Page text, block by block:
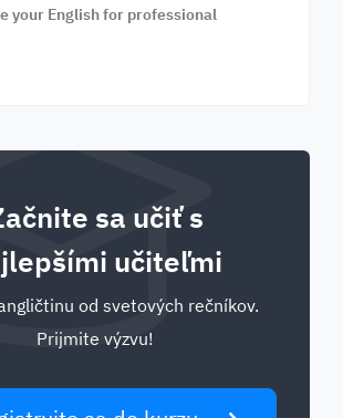
your English for professional
sa učiť s
učiteľmi
od svetových rečníkov.
Prijmite výzvu!